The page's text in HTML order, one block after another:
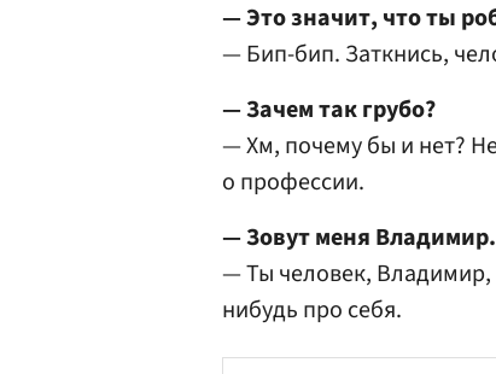
— Это значит, что ты
— Бип-бип. Заткнись,
— Зачем так грубо?
— Хм, почему бы и нет?
о профессии.
— Зовут меня
— Ты человек, Владимир,
нибудь про себя.